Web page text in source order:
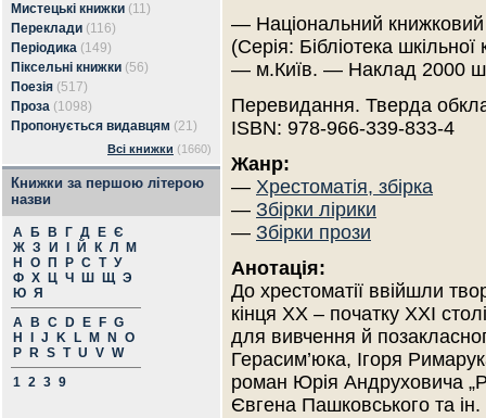
Мистецькі книжки (11)
Переклади (116)
Періодика (149)
Піксельні книжки (56)
Поезія (517)
Проза (1098)
Пропонується видавцям (21)
Всі книжки (1660)
Книжки за першою літерою
назви
А Б В Г Д Е Є
Ж З И Й К Л
М
Н
О П Р С Т У
Ф Х Ц Ч Ш Щ Э
Ю Я
A
B C D E F G
H
J K L M N
O
P
R S T U V W
1 2 3 9
— Національний
(Серія: Бібліотека шкільної
— м.Київ. — Наклад 2000
Перевидання. Тверда
ISBN: 978-966-339-833-4
Жанр:
— Хрестоматія, збірка
— Збірки лірики
— Збірки прози
Анотація:
До хрестоматії ввійшли
кінця ХХ – початку ХХІ
для вивчення й
Герасим’юка, Ігоря
роман Юрія Андруховича
Євгена Пашковського та ін.